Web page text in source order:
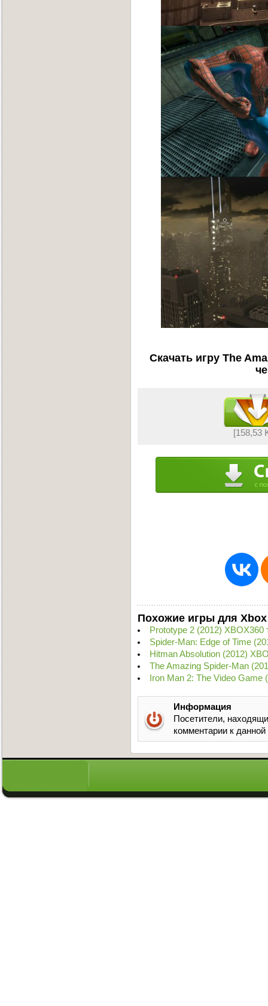
Скачать игру The
[158,53
Похожие игры для Xbox
Prototype 2 (2012) XBOX360
Spider-Man: Edge of Time
Hitman Absolution (2012)
The Amazing Spider-Man
Iron Man 2: The Video Game
Информация
Посетители,
комментарии к